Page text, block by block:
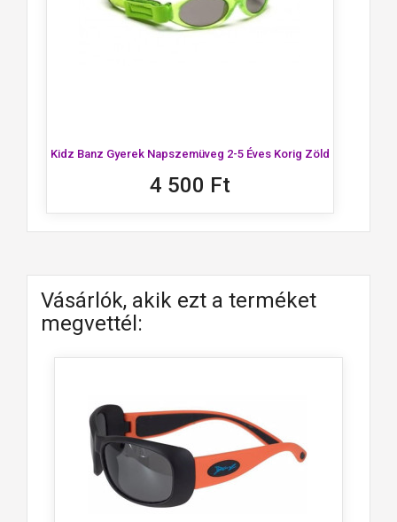
Kidz Banz Gyerek Napszemüveg 2-5 Éves Korig Zöld
4 500 Ft
Vásárlók, akik ezt a terméket
megvettél: